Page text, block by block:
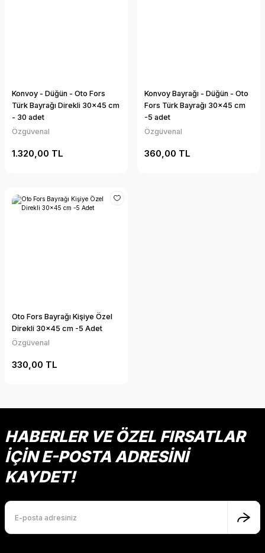
Konvoy - Düğün - Oto Fors
Türk Bayrağı Direkli 30x45 cm
- 30 adet
Özgüvenal
1.320,00 TL
Konvoy Bayrağı - Düğün - Oto
Fors Türk Bayrağı 30x45 cm
-5 adet
Özgüvenal
360,00 TL
Oto Fors Bayrağı Kişiye Özel
Direkli 30x45 cm -5 Adet
Özgüvenal
330,00 TL
HABERLER VE ÖZEL FIRSATLAR
İÇİN E-POSTA ADRESİNİ
KAYDET!